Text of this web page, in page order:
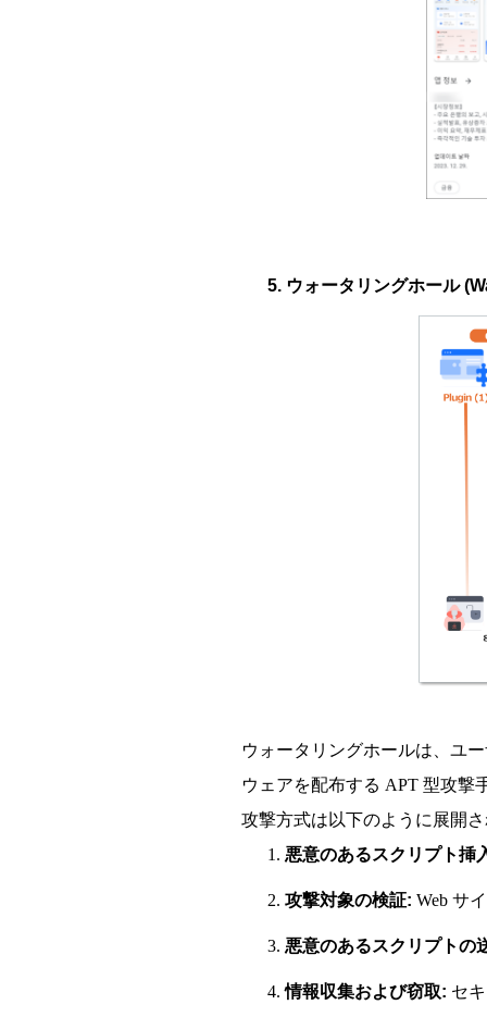
5. ウォータリングホール
ウォータリングホールは、ユ
ウェアを配布する APT 型攻撃
攻撃方式は以下のように展開
1. 悪意のあるスクリプト挿
2. 攻撃対象の検証: Web サ
3. 悪意のあるスクリプトの
4.情報収集および窃取: セ